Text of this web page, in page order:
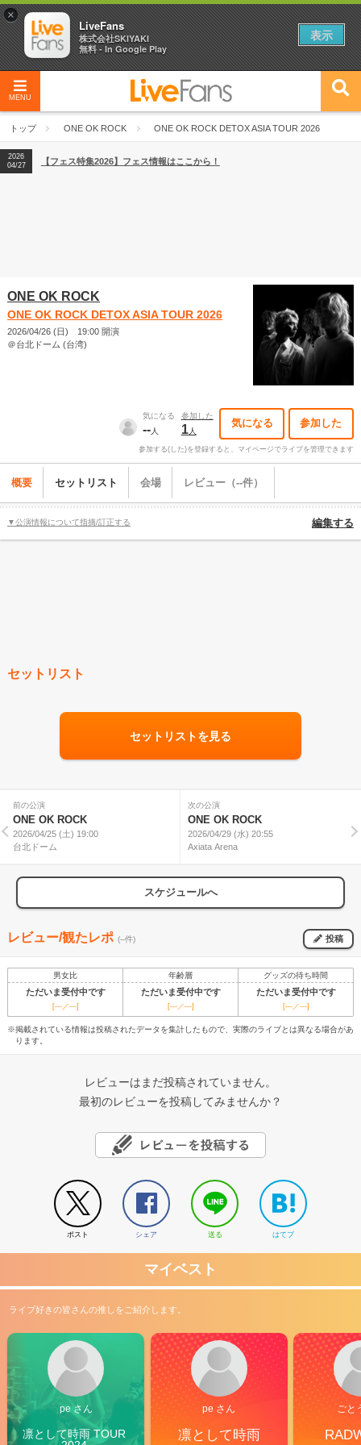
MENU
トップ ONE OK ROCK ONE OK ROCK DETOX ASIA TOUR 2026
2026
04/27
2026
【ライブ動員ランキング】2026年上半期編発表！
2026
04/27
【フェス特集2026】フェス情報はここから！
ONE OK ROCK
ONE OK ROCK DETOX ASIA TOUR 2026
2026/04/26 (日) 19:00 開演
＠台北ドーム (台湾)
気になる
--人
参加した
1人
気になる 参加した
参加する(した)を登録すると、マイページでライブを管理できます
概要 セットリスト 会場 レビュー（--件）
▼公演情報について指摘/訂正する 編集する
セットリスト
セットリストを見る
前の公演
ONE OK ROCK
2026/04/25 (土) 19:00
台北ドーム
次の公演
ONE OK ROCK
2026/04/29 (水) 20:55
Axiata Arena
スケジュールへ
レビュー/観たレポ (--件) 投稿
男女比 年齢層 グッズの待ち時間
ただいま受付中です ただいま受付中です ただいま受付中です
[---／---] [---／---] [---／---]
※掲載されている情報は投稿されたデータを集計したもので、実際のライブとは異なる場合があ
ります。
レビューはまだ投稿されていません。
最初のレビューを投稿してみませんか？
ポスト シェア 送る はてブ
マイベスト
ライブ好きの皆さんの推しをご紹介します。
pe さん
凛として時雨 TOUR
pe さん
凛として時雨
ごと
×
LiveFans
株式会社SKIYAKI
無料 - In Google Play
表示